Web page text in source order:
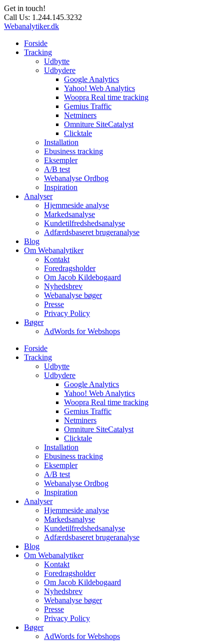
Get in touch!
Call Us: 1.244.145.3232
Webanalytiker.dk
Forside
Tracking
Udbytte
Udbydere
Google Analytics
Yahoo! Web Analytics
Woopra Real time tracking
Gemius Traffic
Netminers
Omniture SiteCatalyst
Clicktale
Installation
Ebusiness tracking
Eksempler
A/B test
Webanalyse Ordbog
Inspiration
Analyser
Hjemmeside analyse
Markedsanalyse
Kundetilfredshedsanalyse
Adfærdsbaseret brugeranalyse
Blog
Om Webanalytiker
Kontakt
Foredragsholder
Om Jacob Kildebogaard
Nyhedsbrev
Webanalyse bøger
Presse
Privacy Policy
Bøger
AdWords for Webshops
Forside
Tracking
Udbytte
Udbydere
Google Analytics
Yahoo! Web Analytics
Woopra Real time tracking
Gemius Traffic
Netminers
Omniture SiteCatalyst
Clicktale
Installation
Ebusiness tracking
Eksempler
A/B test
Webanalyse Ordbog
Inspiration
Analyser
Hjemmeside analyse
Markedsanalyse
Kundetilfredshedsanalyse
Adfærdsbaseret brugeranalyse
Blog
Om Webanalytiker
Kontakt
Foredragsholder
Om Jacob Kildebogaard
Nyhedsbrev
Webanalyse bøger
Presse
Privacy Policy
Bøger
AdWords for Webshops